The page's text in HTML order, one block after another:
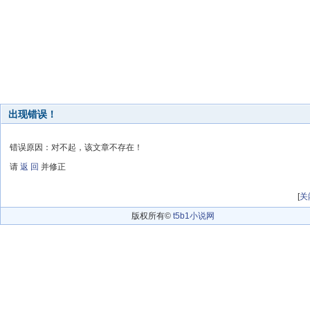
出现错误！
错误原因：对不起，该文章不存在！
请 返 回 并修正
[关
版权所有© t5b1小说网